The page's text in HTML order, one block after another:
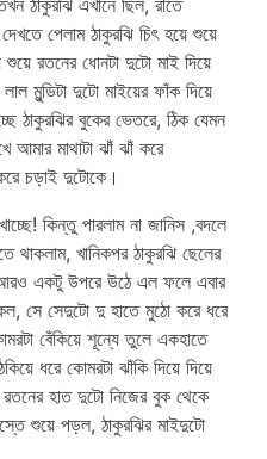
পেলাম ঠাকুরঝি চিৎ হয়ে শুয়ে
রতনের ধোনটা দুটো মাই দিয়ে
মুন্ডিটা দুটো মাইয়ের ফাঁক দিয়ে
ঠাকুরঝির বুকের ভেতরে, ঠিক যেমন
আমার মাথাটা ঝাঁ ঝাঁ করে
চড়াই দুটোকে।
কিন্তু পারলাম না জানিস ,বদলে
থাকলাম, খানিকপর ঠাকুরঝি ছেলের
আরও একটু উপরে উঠে এল ফলে এবার
সে সেদুটো দু হাতে মুঠো করে ধরে
বেঁকিয়ে শূন্যে তুলে একহাতে
ধরে কোমরটা ঝাঁকি দিয়ে দিয়ে
হাত দুটো নিজের বুক থেকে
শুয়ে পড়ল, ঠাকুরঝির মাইদুটো